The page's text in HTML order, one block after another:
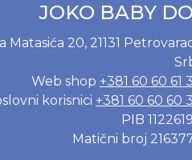
JOKO BABY
Matasića 20, 21131
Web shop +381 60 60 61
korisnici +381 60 60 60
PIB
Matični broj